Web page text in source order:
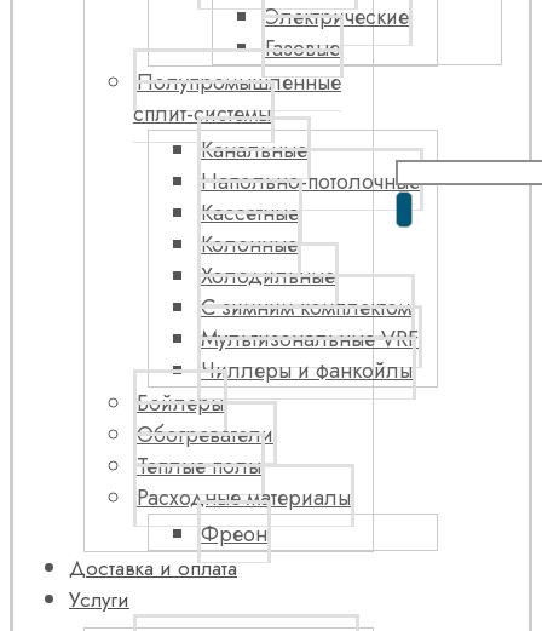
Электрические
Газовые
Полупромышленные
сплит-системы
Канальные
Напольно-потолочные
Кассетные
Колонные
Холодильные
С зимним комплектом
Мультизональные VRF
Чиллеры и фанкойлы
Бойлеры
Обогреватели
Теплые полы
Расходные материалы
Фреон
Доставка и оплата
Услуги